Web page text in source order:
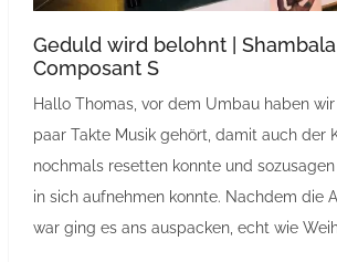
Geduld wird belohnt | Shambala
Composant S
Hallo Thomas, vor dem Umbau haben
paar Takte Musik gehört, damit auch der
nochmals resetten konnte und
in sich aufnehmen konnte. Nachdem die
war ging es ans auspacken, echt wie